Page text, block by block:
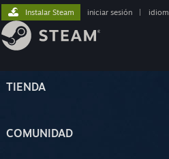
TIENDA
COMUNIDAD
Instalar Steam iniciar sesión